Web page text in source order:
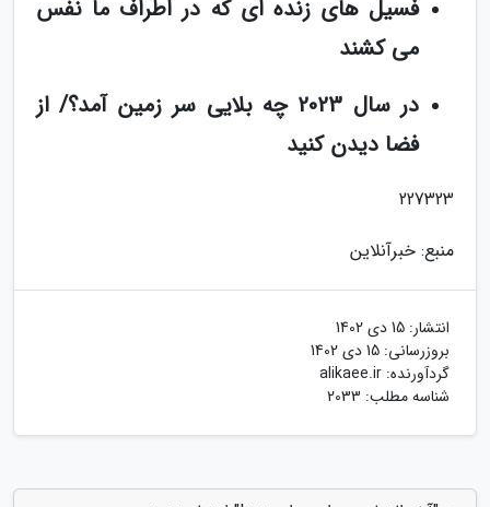
فسیل های زنده ای که در اطراف ما نفس
می کشند
در سال 2023 چه بلایی سر زمین آمد؟/ از
فضا دیدن کنید
227323
منبع: خبرآنلاین
انتشار: 15 دی 1402
بروزرسانی: 15 دی 1402
گردآورنده: alikaee.ir
شناسه مطلب: 2033